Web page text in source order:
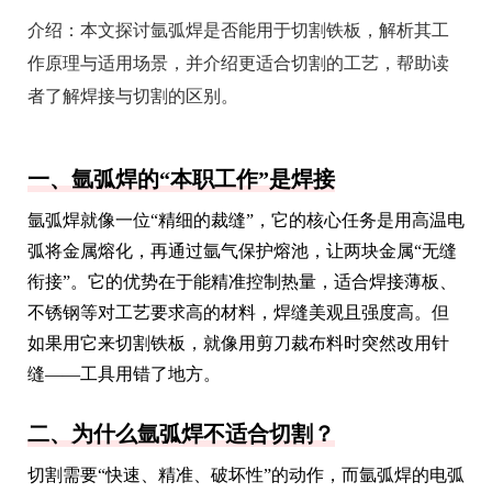
介绍： 本文探讨氩弧焊是否能用于切割铁板，解析其工
作原理与适用场景，并介绍更适合切割的工艺，帮助读
者了解焊接与切割的区别。
一、氩弧焊的“本职工作”是焊接
氩弧焊就像一位“精细的裁缝”，它的核心任务是用高温电
弧将金属熔化，再通过氩气保护熔池，让两块金属“无缝
衔接”。它的优势在于能精准控制热量，适合焊接薄板、
不锈钢等对工艺要求高的材料，焊缝美观且强度高。但
如果用它来切割铁板，就像用剪刀裁布料时突然改用针
缝——工具用错了地方。
二、为什么氩弧焊不适合切割？
切割需要“快速、精准、破坏性”的动作，而氩弧焊的电弧